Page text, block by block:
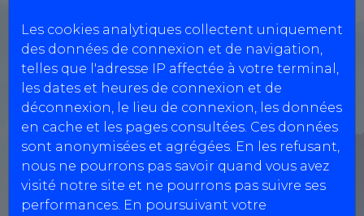
Les cookies analytiques collectent uniquement
des données de connexion et de navigation,
telles que l'adresse IP affectée à votre terminal,
les dates et heures de connexion et de
déconnexion, le lieu de connexion, les données
en cache et les pages consultées. Ces données
sont anonymisées et agrégées. En les refusant,
nous ne pourrons pas savoir quand vous avez
visité notre site et ne pourrons pas suivre ses
performances. En poursuivant votre
0534653789
Réservation Véhicules Légers